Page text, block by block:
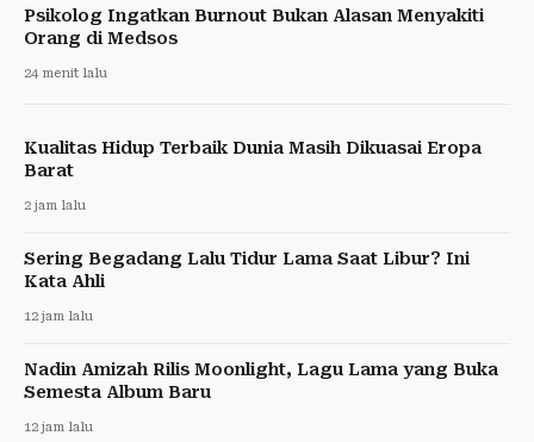
Psikolog Ingatkan Burnout Bukan Alasan Menyakiti
Orang di Medsos
24 menit lalu
Kualitas Hidup Terbaik Dunia Masih Dikuasai Eropa
Barat
2 jam lalu
Sering Begadang Lalu Tidur Lama Saat Libur? Ini
Kata Ahli
12 jam lalu
Nadin Amizah Rilis Moonlight, Lagu Lama yang Buka
Semesta Album Baru
12 jam lalu